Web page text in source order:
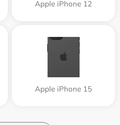
Apple iPhone 12
Apple iPhone 15